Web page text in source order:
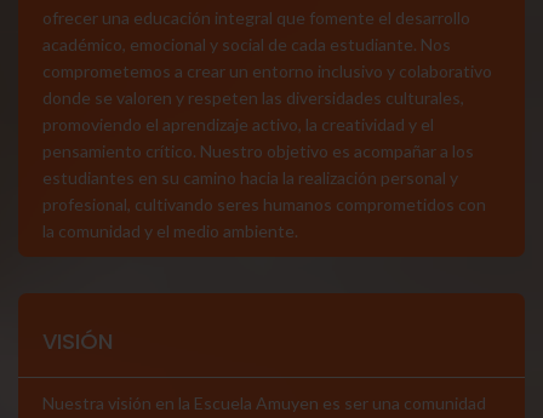
ofrecer una educación integral que fomente el desarrollo
académico, emocional y social de cada estudiante. Nos
comprometemos a crear un entorno inclusivo y colaborativo
donde se valoren y respeten las diversidades culturales,
promoviendo el aprendizaje activo, la creatividad y el
pensamiento crítico. Nuestro objetivo es acompañar a los
estudiantes en su camino hacia la realización personal y
profesional, cultivando seres humanos comprometidos con
la comunidad y el medio ambiente.
VISIÓN
Nuestra visión en la Escuela Amuyen es ser una comunidad